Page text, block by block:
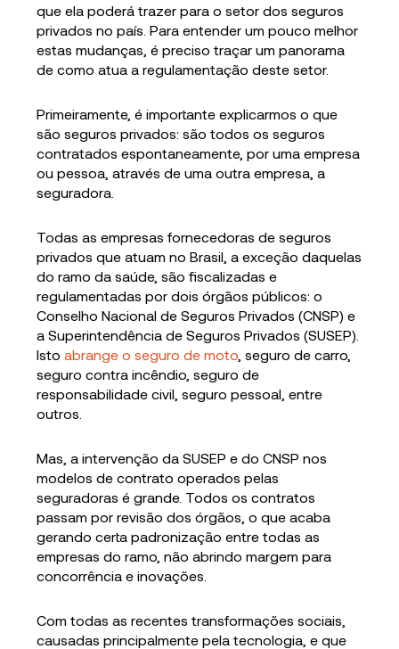
que ela poderá trazer para o setor dos seguros
privados no país. Para entender um pouco melhor
estas mudanças, é preciso traçar um panorama
de como atua a regulamentação deste setor.
Primeiramente, é importante explicarmos o que
são seguros privados: são todos os seguros
contratados espontaneamente, por uma empresa
ou pessoa, através de uma outra empresa, a
seguradora.
Todas as empresas fornecedoras de seguros
privados que atuam no Brasil, a exceção daquelas
do ramo da saúde, são fiscalizadas e
regulamentadas por dois órgãos públicos: o
Conselho Nacional de Seguros Privados (CNSP) e
a Superintendência de Seguros Privados (SUSEP).
Isto abrange o seguro de moto , seguro de carro,
seguro contra incêndio, seguro de
responsabilidade civil, seguro pessoal, entre
outros.
Mas, a intervenção da SUSEP e do CNSP nos
modelos de contrato operados pelas
seguradoras é grande. Todos os contratos
passam por revisão dos órgãos, o que acaba
gerando certa padronização entre todas as
empresas do ramo, não abrindo margem para
concorrência e inovações.
Com todas as recentes transformações sociais,
causadas principalmente pela tecnologia, e que